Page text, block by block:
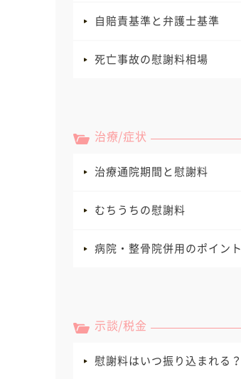
自賠責基準と弁護士基準
死亡事故の慰謝料相場
治療/症状
治療通院期間と慰謝料
むちうちの慰謝料
病院・整骨院併用のポイント
示談/税金
慰謝料はいつ振り込まれる？